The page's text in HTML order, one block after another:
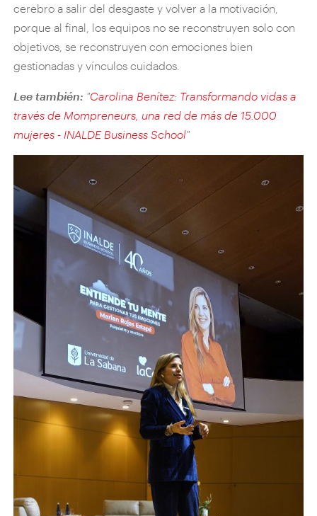
cerebro a salir del desgaste y volver a la motivación,
porque al final, los equipos no se reconstruyen solo con
objetivos, se reconstruyen con emociones bien
gestionadas y vínculos cuidados.
Lee también: "Carolina Benítez: Transformando vidas a
través de Mompreneurs, una red de más de 15.000
mujeres - INALDE Business School"